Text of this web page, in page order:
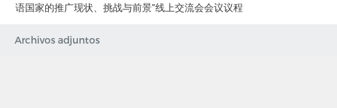
Archivos adjuntos
语国家的推广现状、挑战与前景”线上交流会会议议程